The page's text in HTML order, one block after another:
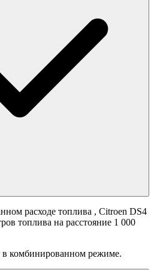
расходе топлива , Citroen DS4
топлива на расстояние 1 000
в комбинированном режиме.